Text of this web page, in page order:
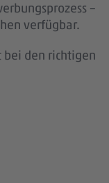
–
verfügbar.
den richtigen